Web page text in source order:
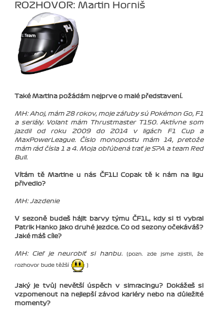
ROZHOVOR: Martin Horniš
Také Martina požádám nejprve o malé představení.
MH: Ahoj, mám 28 rokov, moje záľuby sú Pokémon Go, F1
a seriály. Volant mám Thrustmaster T150. Aktívne som
jazdil od roku 2009 do 2014 v ligách F1 Cup a
MaxPowerLeague. Číslo monopostu mám 14, pretože
mám rád čísla 1 a 4. Moja obľúbená trať je SPA a team Red
Bull.
Vítám tě Martine u nás ČF1L! Copak tě k nám na ligu
přivedlo?
MH: Jazdenie
V sezoně budeš hájit barvy týmu ČF1L, kdy si ti vybral
Patrik Hanko jako druhé jezdce. Co od sezony očekáváš?
Jaké máš cíle?
MH: Cieľ je neurobiť si hanbu. (pozn. zde jsme zjistil, že
rozhovor bude těžší )
Jaký je tvůj nevětší úspěch v simracingu? Dokážeš si
vzpomenout na nejlepší závod kariéry nebo na důležité
momenty?